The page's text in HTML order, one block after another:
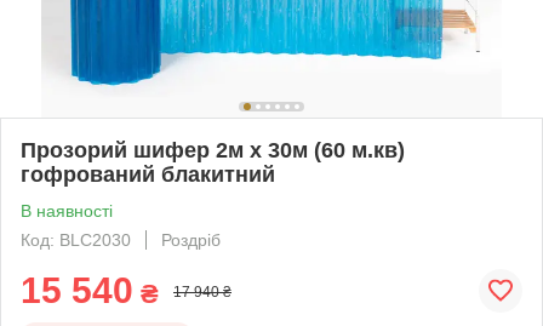
Прозорий шифер 2м х 30м (60 м.кв)
гофрований блакитний
В наявності
Код: BLC2030
Роздріб
15 540 ₴ 17 940 ₴